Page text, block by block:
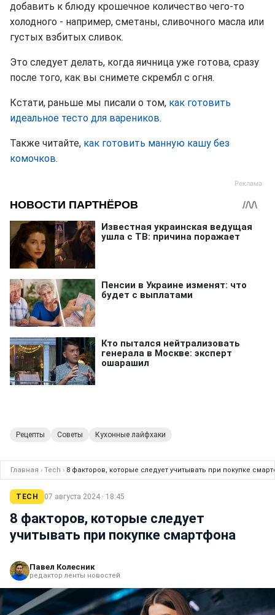
добавить к блюду крошечное количество чего-то
холодного - например, сметаны, сливочного масла или
густых взбитых сливок.
Это следует делать, когда яичница уже готова, сразу
после того, как вы снимете скрембл с огня.
Кстати, раньше мы писали о том, как готовить
идеальное тесто для вареников.
Также читайте, как готовить манную кашу без
комочков.
Рецепты Советы Кухонные лайфхаки
Главная › Tech › 8 факторов, которые следует учитывать при покупке
TECH 07 августа 2024 · 18:45
8 факторов, которые следует
учитывать при покупке смартфона
Павел Колесник
редактор ленты новостей